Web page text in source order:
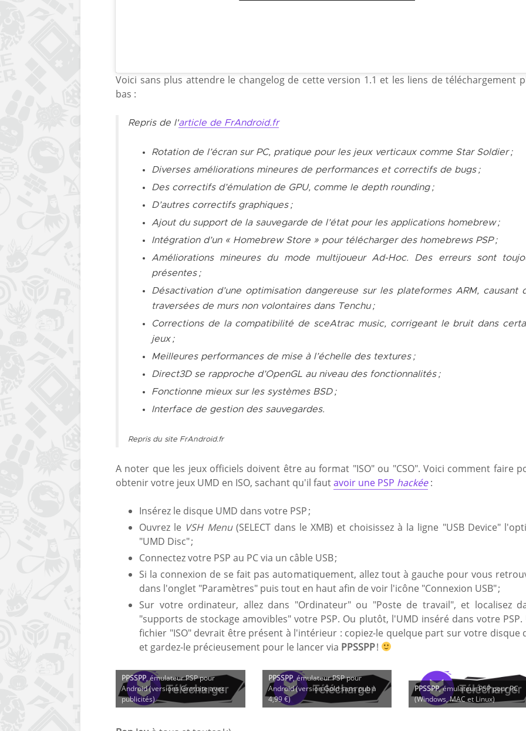
Voici sans plus attendre le changelog de cette version 1.1 et les liens de téléchargement
bas :
Repris de l'article de FrAndroid.fr
Rotation de l’écran sur PC, pratique pour les jeux verticaux comme Star Soldier;
Diverses améliorations mineures de performances et correctifs de bugs ;
Des correctifs d’émulation de GPU, comme le depth rounding;
D’autres correctifs graphiques ;
Ajout du support de la sauvegarde de l’état pour les applications homebrew;
Intégration d’un « Homebrew Store » pour télécharger des homebrewsPSP ;
Améliorations mineures du mode multijoueur Ad-Hoc. Des erreurs sont
présentes ;
Désactivation d’une optimisation dangereuse sur les plateformes ARM, causant
traversées de murs non volontaires dans Tenchu;
Corrections de la compatibilité de sceAtrac music, corrigeant le bruit dans
jeux ;
Meilleures performances de mise à l’échelle des textures ;
Direct3Dse rapproche d’OpenGL au niveau des fonctionnalités ;
Fonctionne mieux sur les systèmes BSD ;
Interface de gestion des sauvegardes.
Repris du site FrAndroid.fr
A noter que les jeux officiels doivent être au format "ISO" ou "CSO". Voici comment faire
obtenir votre jeux UMD en ISO, sachant qu'il fautavoir une PSP hackée:
Insérez le disque UMD dans votre PSP ;
Ouvrez le VSH Menu(SELECT dans le XMB) et choisissez à la ligne "USB Device"
"UMD Disc" ;
Connectez votre PSP au PC via un câble USB ;
Si la connexion de se fait pas automatiquement, allez tout à gauche pour vous
dans l'onglet "Paramètres" puis tout en haut afin de voir l'icône "Connexion USB" ;
Sur votre ordinateur, allez dans "Ordinateur" ou "Poste de travail", et localisez
"supports de stockage amovibles" votre PSP. Ou plutôt, l'UMD inséré dans votre PSP.
fichier "ISO" devrait être présent à l'intérieur : copiez-le quelque part sur votre disque
et gardez-le précieusement pour le lancer via PPSSPP!
PPSSPP, émulateur PSP pour
Android (versions Gratuite avec
publicités)
PPSSPP, émulateur PSP pour
Android (version Gold sans pub à
4,99 €)
PPSSPP, émulateur PSP pour PC
(Windows, MAC et Linux)